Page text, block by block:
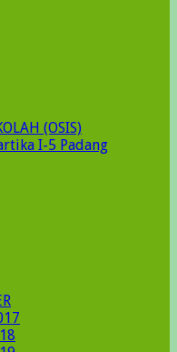
(OSIS)
I-5 Padang